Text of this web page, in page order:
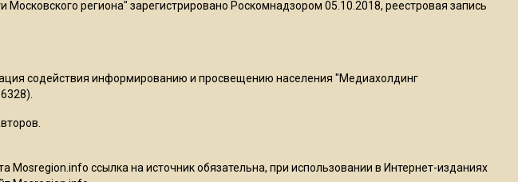
региона" зарегистрировано Роскомнадзором 05.10.2018, реестровая запись
содействия информированию и просвещению населения "Медиахолдинг
Mosregion.info ссылка на источник обязательна, при использовании в Интернет-изданиях